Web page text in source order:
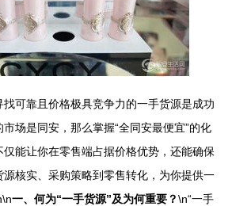
可靠且价格极具竞争力的一手货源是成功
场是同安，那么掌握“全同安最便宜”的化
能让你在零售端占据价格优势，还能确保
核实、采购策略到零售转化，为你提供一
一、何为“一手货源”及为何重要？\n“一手